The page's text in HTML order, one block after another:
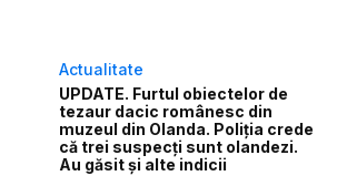
Actualitate
UPDATE. Furtul obiectelor de
tezaur dacic românesc din
muzeul din Olanda. Poliția crede
că trei suspecți sunt olandezi.
Au găsit și alte indicii